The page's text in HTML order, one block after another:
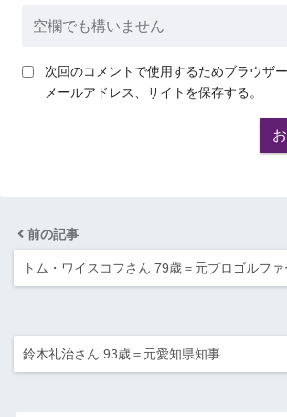
次回のコメントで使用するためブラウザ
メールアドレス、サイトを保存する。
前の記事
トム・ワイスコフさん 79歳＝元プロゴルファ
鈴木礼治さん 93歳＝元愛知県知事